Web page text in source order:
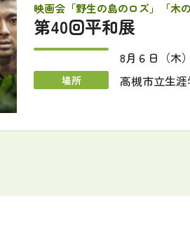
映画会「野生の島のロズ」「木
第40回平和展
8月６日（木
場所 高槻市立生